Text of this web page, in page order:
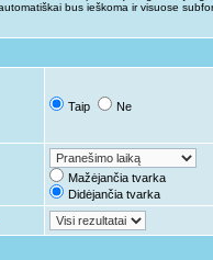
bus ieškoma ir visuose
Taip Ne
Mažėjančia tvarka
Didėjančia tvarka